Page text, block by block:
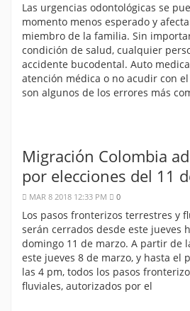
Las urgencias odontológicas se
momento menos esperado y
miembro de la familia. Sin
condición de salud, cualquier
accidente bucodental. Auto
atención médica o no acudir con
son algunos de los errores más
Migración Colombia
por elecciones del 11
MAR 8 2018 12:33 PM 0
Los pasos fronterizos terrestres y
serán cerrados desde este jueves
domingo 11 de marzo. A partir de
este jueves 8 de marzo, y hasta el
las 4 pm, todos los pasos
fluviales, autorizados por el